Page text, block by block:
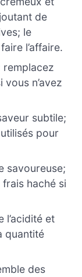
de
le
l’affaire.
remplacez
n’avez
subtile;
pour
savoureuse;
haché si
l’acidité et
quantité
des